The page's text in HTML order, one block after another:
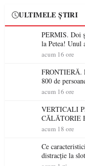
ULTIMELE ȘTIRI
PERMIS. Doi
la Petea! Unul
niciodată permis
acum 16 ore
FRONTIERĂ.
800 de
acum 16 ore
VERTICALI
CĂLĂTORIE
acum 18 ore
Ce
distracție la